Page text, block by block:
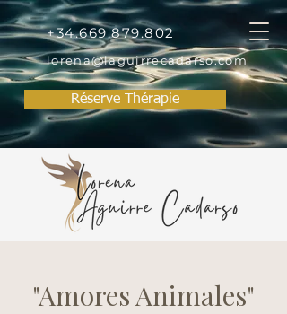
+34.669.879.802
lorena@laguirrecadarso.com
Réserve Thérapie
"Amores Animales"